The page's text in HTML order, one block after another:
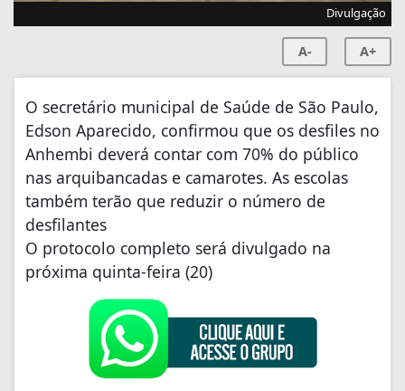
Divulgação
A- A+
O secretário municipal de Saúde de São Paulo,
Edson Aparecido, confirmou que os desfiles no
Anhembi deverá contar com 70% do público
nas arquibancadas e camarotes. As escolas
também terão que reduzir o número de
desfilantes
O protocolo completo será divulgado na
próxima quinta-feira (20)